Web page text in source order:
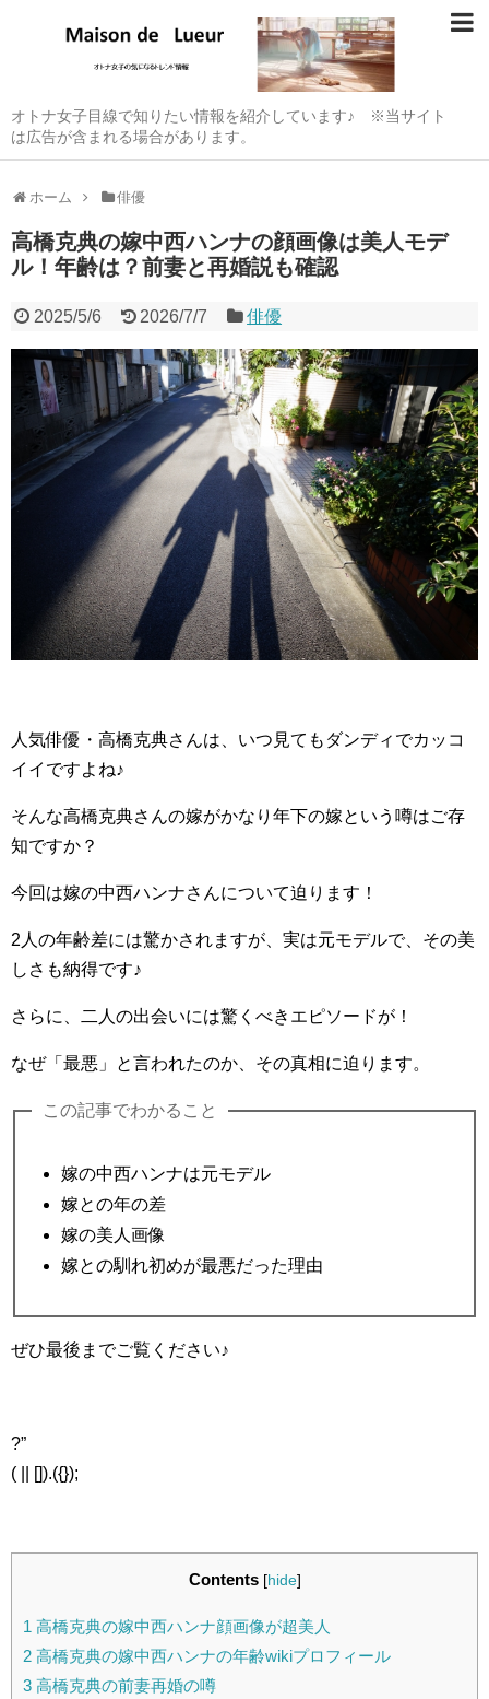
オトナ女子目線で知りたい情報を紹介しています♪ ※当サイト
は広告が含まれる場合があります。
ホーム 俳優
高橋克典の嫁中西ハンナの顔画像は美人モデ
ル！年齢は？前妻と再婚説も確認
2025/5/6 2026/7/7 俳優
人気俳優・高橋克典さんは、いつ見てもダンディでカッコ
イイですよね♪
そんな高橋克典さんの嫁がかなり年下の嫁という噂はご存
知ですか？
今回は嫁の中西ハンナさんについて迫ります！
2人の年齢差には驚かされますが、実は元モデルで、その美
しさも納得です♪
さらに、二人の出会いには驚くべきエピソードが！
なぜ「最悪」と言われたのか、その真相に迫ります。
この記事でわかること
嫁の中西ハンナは元モデル
嫁との年の差
嫁の美人画像
嫁との馴れ初めが最悪だった理由
ぜひ最後までご覧ください♪
?”
( || []).({});
Contents [hide]
1 高橋克典の嫁中西ハンナ顔画像が超美人
2 高橋克典の嫁中西ハンナの年齢wikiプロフィール
3 高橋克典の前妻再婚の噂